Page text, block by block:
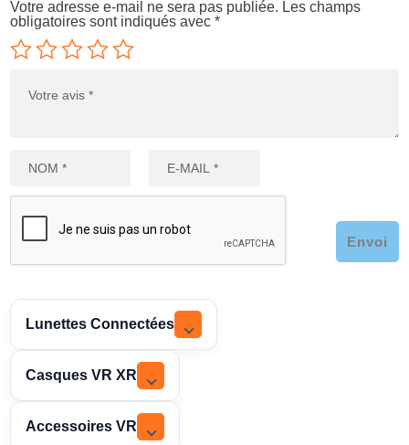
Votre adresse e-mail ne sera pas publiée. Les champs
obligatoires sont indiqués avec*
Envoi
Lunettes Connectées
Casques VR XR
Accessoires VR